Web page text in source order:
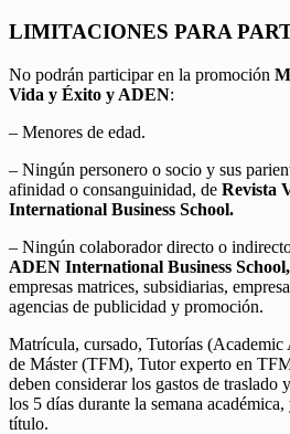
LIMITACIONES PARA
No podrán participar en la promoción
Vida y Éxito y ADEN:
– Menores de edad.
– Ningún personero o socio y sus
afinidad o consanguinidad, de Revista
International Business School.
– Ningún colaborador directo o
ADEN International Business School,
empresas matrices, subsidiarias,
agencias de publicidad y promoción.
Matrícula, cursado, Tutorías
de Máster (TFM), Tutor experto en
deben considerar los gastos de traslado
los 5 días durante la semana académica,
título.